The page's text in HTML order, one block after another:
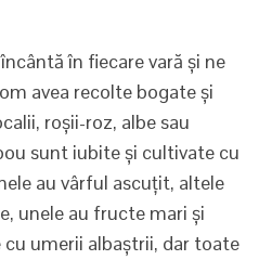
în fiecare vară și ne
avea recolte bogate și
roșii-roz, albe sau
sunt iubite și cultivate cu
au vârful ascuțit, altele
unele au fructe mari și
umerii albaștrii, dar toate